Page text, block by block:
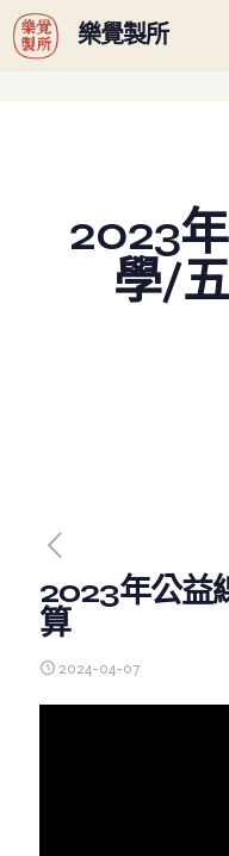
G-GHF9TLS5W3
樂覺製所
2023
學/
2023年公益
算
2024-04-07